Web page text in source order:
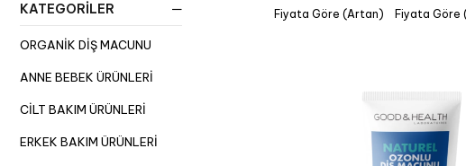
KATEGORILER
ORGANIK DIŞ MACUNU
ANNE BEBEK ÜRÜNLERI
CILT BAKIM ÜRÜNLERI
ERKEK BAKIM ÜRÜNLERI
Fiyata Göre (Artan) Fiyata Göre